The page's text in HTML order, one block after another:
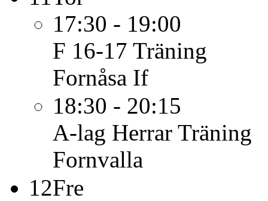
17:30 - 19:00
F 16-17 Träning
Fornåsa If
18:30 - 20:15
A-lag Herrar Träning
Fornvalla
12Fre